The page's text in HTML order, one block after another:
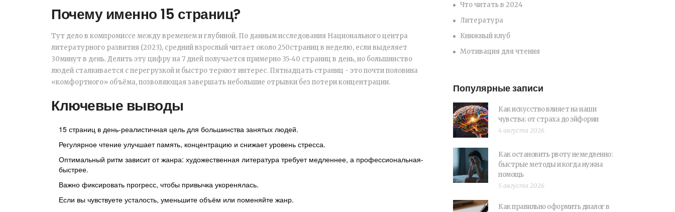
Почему именно 15 страниц?
Тут дело в компромиссе между временем и глубиной. По данным исследования Национального центрa
литературного развития (2023), средний взрослый читает около 250страниц в неделю, если выделяет
30минут в день. Делить эту цифру на 7 дней получается примерно 35‑40 страниц в день, но большинство
людей сталкивается с перегрузкой и быстро теряют интерес. Пятнадцать страниц - это почти половина
«комфортного» объёма, позволяющая завершать небольшие отрывки без потери концентрации.
Ключевые выводы
15 страниц в день-реалистичная цель для большинства занятых людей.
Регулярное чтение улучшает память, концентрацию и снижает уровень стресса.
Оптимальный ритм зависит от жанра: художественная литература требует медленнее, а профессиональная-
быстрее.
Важно фиксировать прогресс, чтобы привычка укоренялась.
Если вы чувствуете усталость, уменьшите объём или поменяйте жанр.
Что читать в 2024
Литература
Книжный клуб
Мотивация для чтения
Популярные записи
Как искусство влияет на наши
чувства: от страха до эйфории
4 августа 2026
Как остановить рвоту немедленно:
быстрые методы и когда нужна
помощь
5 августа 2026
Как правильно оформить диалог в